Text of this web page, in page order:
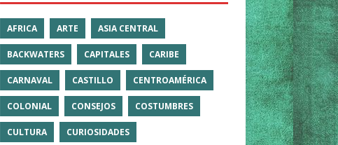
AFRICA ARTE ASIA CENTRAL
BACKWATERS CAPITALES CARIBE
CARNAVAL CASTILLO CENTROAMÉRICA
COLONIAL CONSEJOS COSTUMBRES
CULTURA CURIOSIDADES